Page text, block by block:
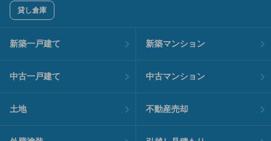
貸し倉庫
新築一戸建て 新築マンション
中古一戸建て 中古マンション
土地 不動産売却